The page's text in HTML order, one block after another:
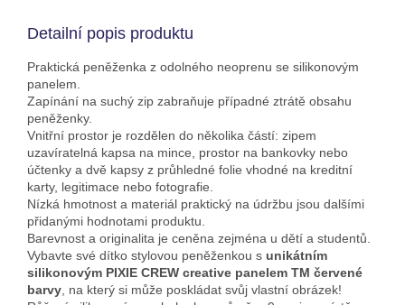
Detailní popis produktu
Praktická peněženka z odolného neoprenu se silikonovým
panelem.
Zapínání na suchý zip zabraňuje případné ztrátě obsahu
peněženky.
Vnitřní prostor je rozdělen do několika částí: zipem
uzavíratelná kapsa na mince, prostor na bankovky nebo
účtenky a dvě kapsy z průhledné folie vhodné na kreditní
karty, legitimace nebo fotografie.
Nízká hmotnost a materiál praktický na údržbu jsou dalšími
přidanými hodnotami produktu.
Barevnost a originalita je ceněna zejména u dětí a studentů.
Vybavte své dítko stylovou peněženkou s unikátním
silikonovým PIXIE CREW creative panelem TM červené
barvy , na který si může poskládat svůj vlastní obrázek!